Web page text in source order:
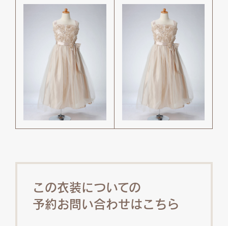
この衣装についての
予約お問い合わせはこちら